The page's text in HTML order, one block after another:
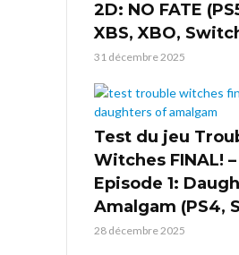
2D: NO FATE
XBS, XBO,
31 décembre 2025
Test du jeu
Witches FINAL! –
Episode 1:
Amalgam (PS4,
28 décembre 2025